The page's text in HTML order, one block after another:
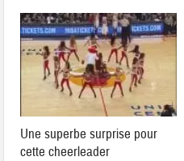
Une superbe surprise pour
cette cheerleader